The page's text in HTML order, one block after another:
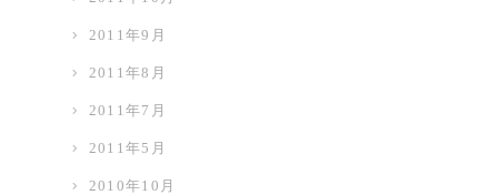
2011年9月
2011年8月
2011年7月
2011年5月
2010年10月